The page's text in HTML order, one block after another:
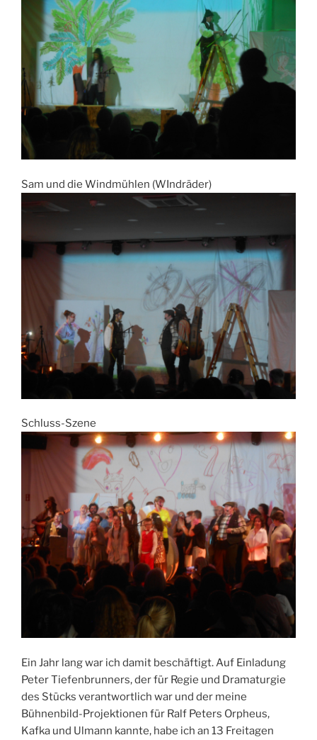
Sam und die Windmühlen (WIndräder)
Schluss-Szene
Ein Jahr lang war ich damit beschäftigt. Auf Einladung
Peter Tiefenbrunners, der für Regie und Dramaturgie
des Stücks verantwortlich war und der meine
Bühnenbild-Projektionen für Ralf Peters Orpheus,
Kafka und Ulmann kannte, habe ich an 13 Freitagen